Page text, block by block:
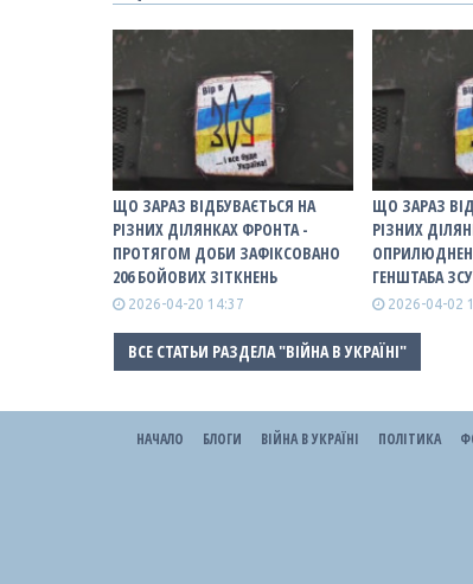
ЩО ЗАРАЗ ВІДБУВАЄТЬСЯ НА
РІЗНИХ ДІЛЯНКАХ ФРОНТА -
ПРОТЯГОМ ДОБИ ЗАФІКСОВАНО
206 БОЙОВИХ ЗІТКНЕНЬ
2026-04-20 14:37
ЩО ЗАРАЗ
РІЗНИХ
ГЕНШТАБА ЗСУ
2026-04-02
ВСЕ СТАТЬИ РАЗДЕЛА "ВІЙНА В УКРАЇНІ"
НАЧАЛО БЛОГИ ВІЙНА В УКРАЇНІ ПОЛІТИКА